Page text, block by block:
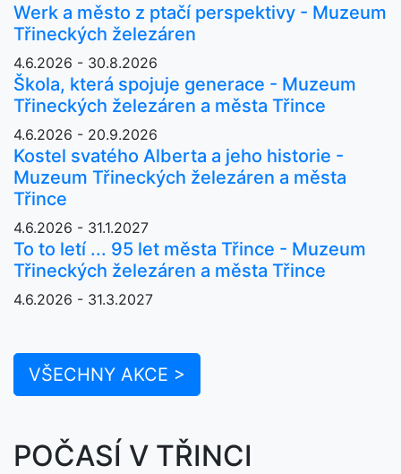
Werk a město z ptačí perspektivy - Muzeum
Třineckých železáren
4.6.2026 - 30.8.2026
Škola, která spojuje generace - Muzeum
Třineckých železáren a města Třince
4.6.2026 - 20.9.2026
Kostel svatého Alberta a jeho historie -
Muzeum Třineckých železáren a města
Třince
4.6.2026 - 31.1.2027
To to letí ... 95 let města Třince - Muzeum
Třineckých železáren a města Třince
4.6.2026 - 31.3.2027
VŠECHNY AKCE >
POČASÍ V TŘINCI